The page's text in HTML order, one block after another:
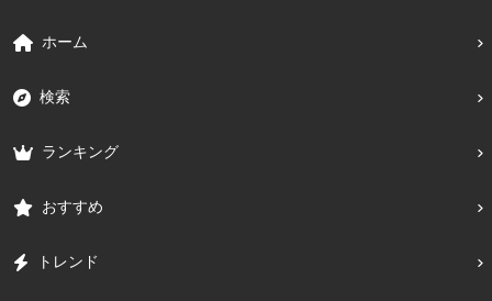
ホーム
検索
ランキング
おすすめ
トレンド